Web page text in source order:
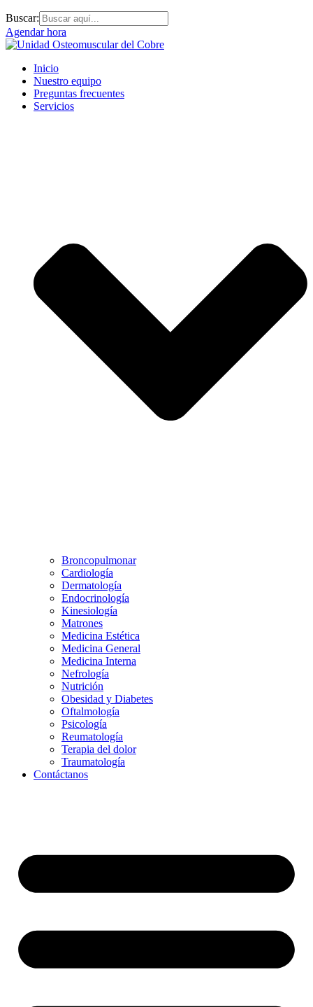
Buscar:
Agendar hora
Inicio
Nuestro equipo
Preguntas frecuentes
Servicios
Broncopulmonar
Cardiología
Dermatología
Endocrinología
Kinesiología
Matrones
Medicina Estética
Medicina General
Medicina Interna
Nefrología
Nutrición
Obesidad y Diabetes
Oftalmología
Psicología
Reumatología
Terapia del dolor
Traumatología
Contáctanos